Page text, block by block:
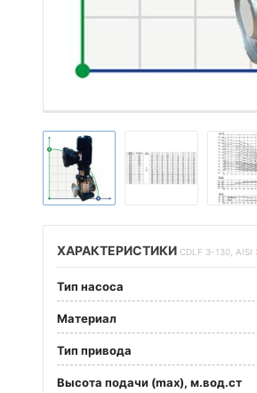
ХАРАКТЕРИСТИКИ CDLF 3-130,
Тип насоса
Материал
Тип привода
Высота подачи (max), м.вод.ст